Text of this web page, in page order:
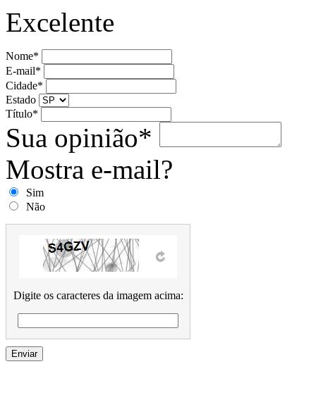
Excelente
Nome*
E-mail*
Cidade*
Estado
Título*
Sua opinião*
Mostra e-mail?
Sim
Não
Digite os caracteres da imagem acima: